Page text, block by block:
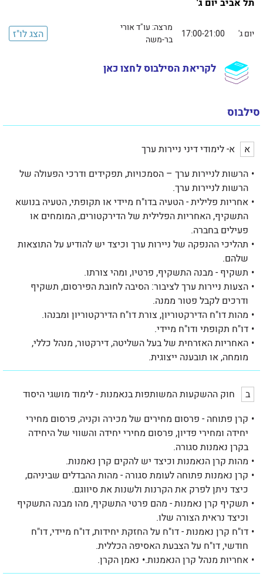
תל אביב יום ג'
יום ג' 17:00-21:00
מרצה: עו"ד אורי
בר-משה
הצג לו"ז
לקריאת הסילבוס לחצו כאן
סילבוס
א
א- לימודי דיני ניירות ערך
הרשות לניירות ערך – הסמכויות, תפקידים ודרכי הפעולה של
הרשות לניירות ערך.
אחריות פלילית - הטעיה בדו"ח מיידי או תקופתי, הטעיה בנושא
התשקיף, האחריות הפלילית של הדירקטורים, המומחים או
פעילים בחברה.
תהליכי ההנפקה של ניירות ערך וכיצד יש להודיע על התוצאות
שלהם.
תשקיף - מבנה התשקיף, פרטיו, ומהי צורתו.
הצעות ניירות ערך לציבור: הסיבה לחובת הפירסום, תשקיף
ודרכים לקבל פטור ממנה.
מהות דו"ח הדירקטוריון, צורת דו"ח הדירקטוריון ומבנהו.
דו"ח תקופתי ודו"ח מיידי.
האחריות האזרחית של בעל השליטה, דירקטור, מנהל כללי,
מומחה, או תובענה ייצוגית.
ב
חוק ההשקעות המשותפות בנאמנות - לימוד מושגי היסוד
קרן פתוחה - פרסום מחירים של מכירה וקניה, פרסום מחירי
יחידה ומחירי פדיון, פרסום מחירי יחידה והשווי של היחידה
בקרן נאמנות סגורה.
מהות קרן הנאמנות וכיצד יש להקים קרן נאמנות.
קרן נאמנות פתוחה לעומת סגורה - מהות ההבדלים שביניהם,
כיצד ניתן לפרק את הקרנות ולשנות את סיווגם.
תשקיף קרן נאמנות - מהם פרטי התשקיף, מהו מבנה התשקיף
וכיצד נראית הצורה שלו.
דו"ח קרן נאמנות - דו"ח על החזקת יחידות, דו"ח מיידי, דו"ח
חודשי, דו"ח על הצבעת האסיפה הכללית.
אחריות מנהל קרן הנאמנות. נאמן הקרן.